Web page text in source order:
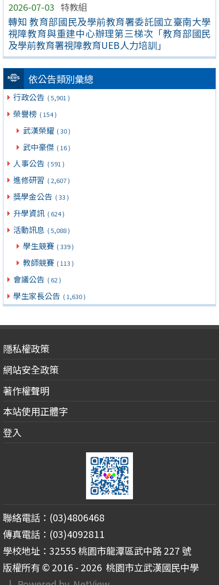
2026-07-03 特教組
轉知 教育部國民及學前教育署委託國立臺南大學
視障教育與重建中心辦理第三梯次「教育部國民
及學前教育署視障教育UEB人力培訓」
依公告類別彙總
行政公告 ( 5,901 )
榮譽榜 ( 154 )
武漢榮耀 ( 30 )
武中豪傑 ( 16 )
人事公告 ( 591 )
進修研習 ( 2,607 )
獎學金公告 ( 33 )
升學資訊 ( 624 )
活動訊息 ( 5,088 )
學生競賽 ( 339 )
教師競賽 ( 113 )
會議公告 ( 62 )
學生家長公告 ( 1,630 )
隱私權政策
網站安全政策
著作權聲明
本站使用正體字
登入
聯絡電話：(03)4806468
傳真電話：(03)4092811
學校地址：32555 桃園市龍潭區武中路 227 號
版權所有 © 2016 - 2026 桃園市立武漢國民中學